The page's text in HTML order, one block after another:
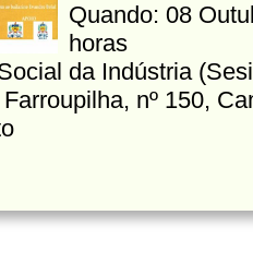
Quando: 08
horas
da Indústria
nº 150,